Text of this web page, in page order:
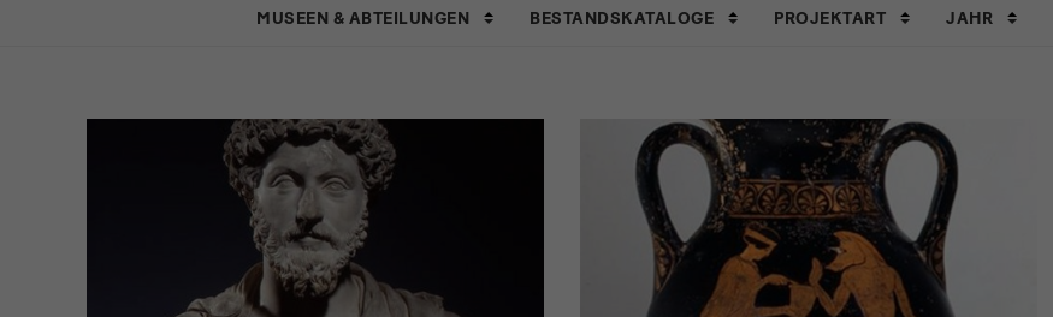
MUSEEN & ABTEILUNGEN BESTANDSKATALOGE PROJEKTART JAHR
Modulüberschrift